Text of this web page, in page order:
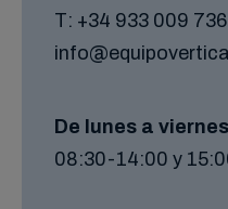
T: +34 933 009 736
De lunes a
08:30-14:00 y